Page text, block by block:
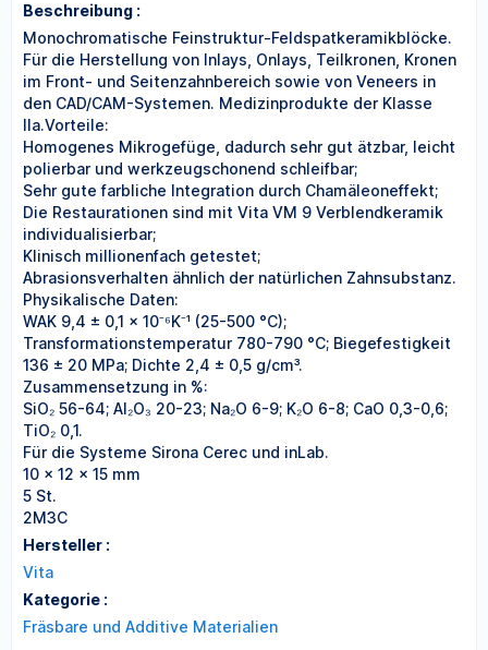
Beschreibung :
Monochromatische Feinstruktur-Feldspatkeramikblöcke.
Für die Herstellung von Inlays, Onlays, Teilkronen, Kronen
im Front- und Seitenzahnbereich sowie von Veneers in
den CAD/CAM-Systemen. Medizinprodukte der Klasse
IIa.Vorteile:
Homogenes Mikrogefüge, dadurch sehr gut ätzbar, leicht
polierbar und werkzeugschonend schleifbar;
Sehr gute farbliche Integration durch Chamäleoneffekt;
Die Restaurationen sind mit Vita VM 9 Verblendkeramik
individualisierbar;
Klinisch millionenfach getestet;
Abrasionsverhalten ähnlich der natürlichen Zahnsubstanz.
Physikalische Daten:
WAK 9,4 ± 0,1 x 10⁻⁶K⁻¹ (25-500 °C);
Transformationstemperatur 780-790 °C; Biegefestigkeit
136 ± 20 MPa; Dichte 2,4 ± 0,5 g/cm³.
Zusammensetzung in %:
SiO₂ 56-64; Al₂O₃ 20-23; Na₂O 6-9; K₂O 6-8; CaO 0,3-0,6;
TiO₂ 0,1.
Für die Systeme Sirona Cerec und inLab.
10 x 12 x 15 mm
5 St.
2M3C
Hersteller :
Vita
Kategorie :
Fräsbare und Additive Materialien